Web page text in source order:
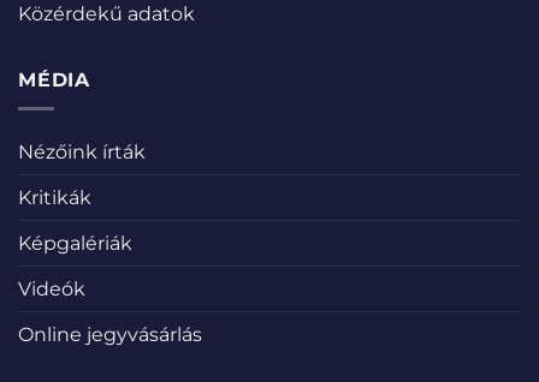
Közérdekű adatok
MÉDIA
Nézőink írták
Kritikák
Képgalériák
Videók
Online jegyvásárlás